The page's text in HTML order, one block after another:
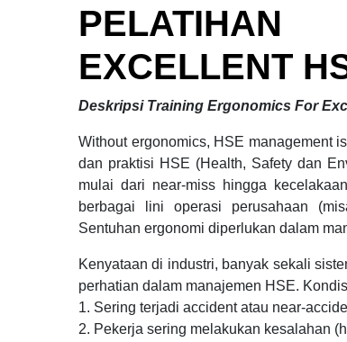
PELATIHAN
EXCELLENT
Deskripsi Training Ergonomics For
Without ergonomics, HSE management
dan praktisi HSE (Health, Safety dan
mulai dari near-miss hingga
berbagai lini operasi perusahaan
Sentuhan ergonomi diperlukan dalam
Kenyataan di industri, banyak sekali
perhatian dalam manajemen HSE.
1. Sering terjadi accident atau near-
2. Pekerja sering melakukan kesalahan